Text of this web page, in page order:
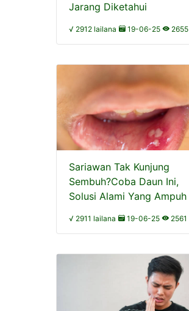
Jarang Diketahui
√ 2912 lailana 19-06-25 2655
Sariawan Tak Kunjung
Sembuh?Coba Daun Ini,
Solusi Alami Yang Ampuh
√ 2911 lailana 19-06-25 2561